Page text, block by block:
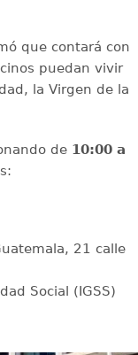
que contará con
puedan vivir
la Virgen de la
de 10:00 a
21 calle
Social (IGSS)